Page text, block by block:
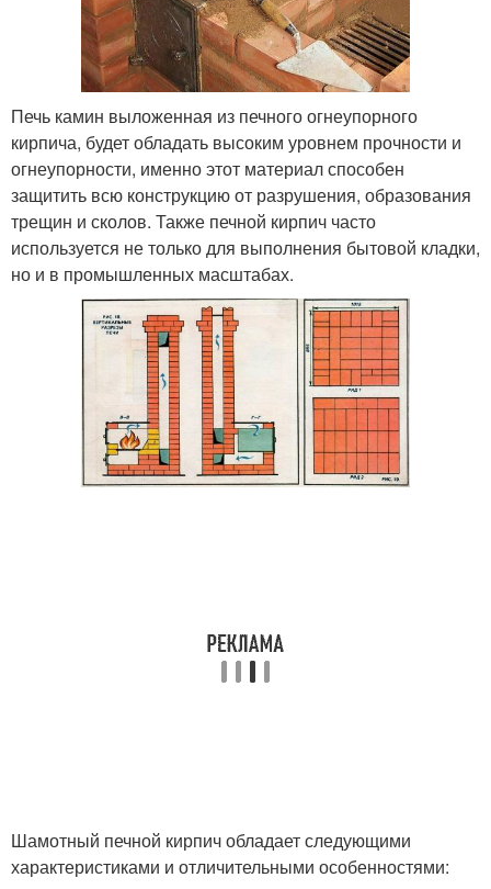
Печь камин выложенная из печного огнеупорного
кирпича, будет обладать высоким уровнем прочности и
огнеупорности, именно этот материал способен
защитить всю конструкцию от разрушения, образования
трещин и сколов. Также печной кирпич часто
используется не только для выполнения бытовой кладки,
но и в промышленных масштабах.
Шамотный печной кирпич обладает следующими
характеристиками и отличительными особенностями: